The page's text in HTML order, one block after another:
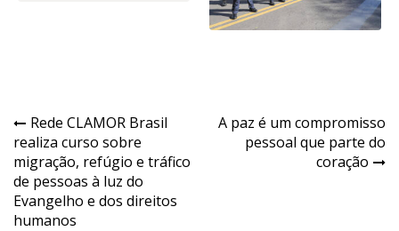
Navegação
de
Post
Rede CLAMOR Brasil
realiza curso sobre
migração, refúgio e tráfico
de pessoas à luz do
Evangelho e dos direitos
humanos
A paz é um compromisso
pessoal que parte do
coração